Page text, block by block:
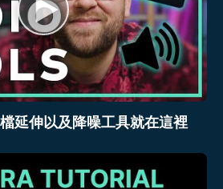
延伸以及降噪工具就在這裡